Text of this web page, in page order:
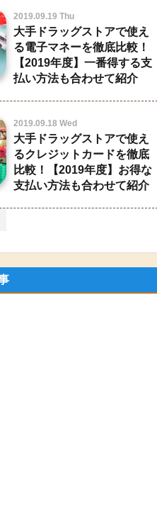
2019.09.19 Thu
大手ドラッグストアで使え
る電子マネーを徹底比較！
【2019年度】一番得する支
払い方法も合わせて紹介
2019.09.18 Wed
大手ドラッグストアで使え
るクレジットカードを徹底
比較！【2019年度】お得な
支払い方法も合わせて紹介